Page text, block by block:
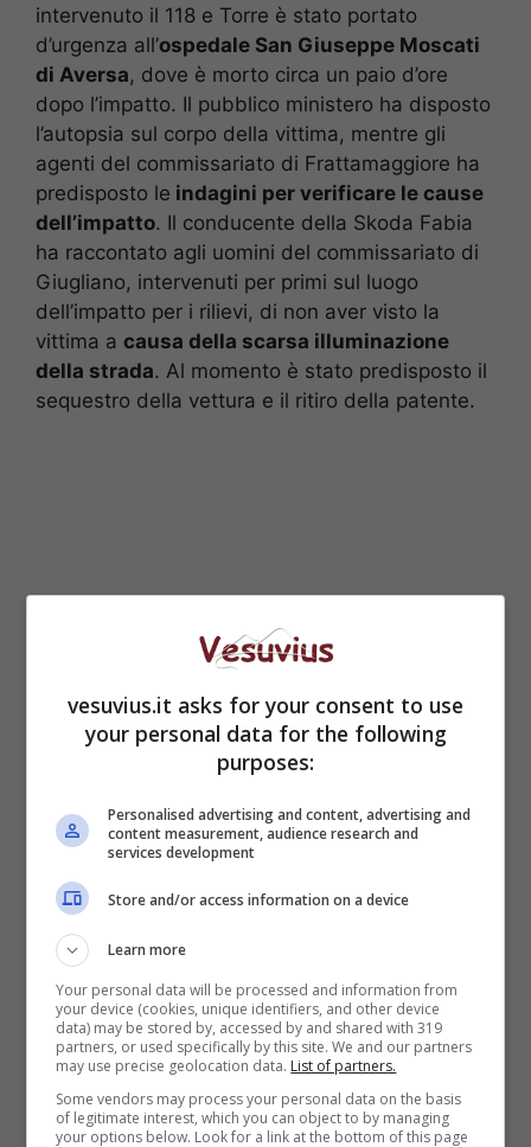
intervenuto il 118 e Torre è stato portato
d’urgenza all’ospedale San Giuseppe Moscati
di Aversa, dove è morto circa un paio d’ore
dopo l’impatto. Il pubblico ministero ha disposto
l’autopsia sul corpo della vittima, mentre gli
agenti del commissariato di Frattamaggiore ha
predisposto le indagini per verificare le cause
dell’impatto. Il conducente della Skoda Fabia
ha raccontato agli uomini del commissariato di
Giugliano, intervenuti per primi sul luogo
dell’impatto per i rilievi, di non aver visto la
vittima a causa della scarsa illuminazione
della strada. Al momento è stato predisposto il
sequestro della vettura e il ritiro della patente.
vesuvius.it asks for your consent to use
your personal data for the following
purposes:
Personalised advertising and content, advertising and
content measurement, audience research and
services development
Store and/or access information on a device
Learn more
Your personal data will be processed and information from
your device (cookies, unique identifiers, and other device
data) may be stored by, accessed by and shared with 319
partners, or used specifically by this site. We and our partners
may use precise geolocation data. List of partners.
Some vendors may process your personal data on the basis
of legitimate interest, which you can object to by managing
your options below. Look for a link at the bottom of this page